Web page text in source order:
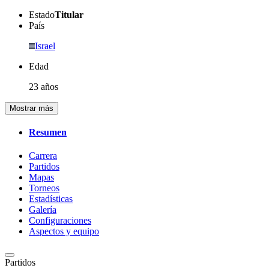
EstadoTitular
País
Israel
Edad
23 años
Mostrar más
Resumen
Carrera
Partidos
Mapas
Torneos
Estadísticas
Galería
Configuraciones
Aspectos y equipo
Partidos